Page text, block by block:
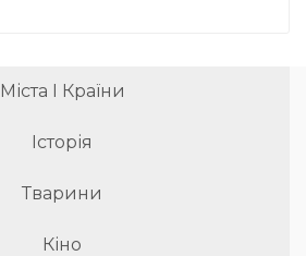
Міста І Країни
Історія
Тварини
Кіно